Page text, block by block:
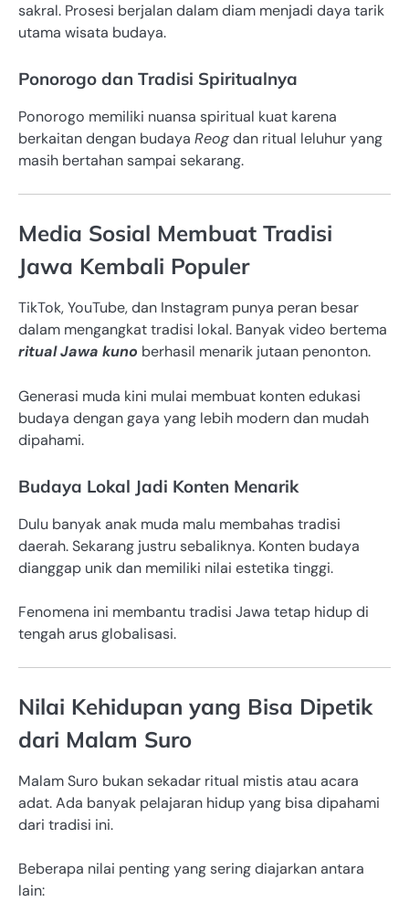
sakral. Prosesi berjalan dalam diam menjadi daya tarik
utama wisata budaya.
Ponorogo dan Tradisi Spiritualnya
Ponorogo memiliki nuansa spiritual kuat karena
berkaitan dengan budaya Reogdan ritual leluhur yang
masih bertahan sampai sekarang.
Media Sosial Membuat Tradisi
Jawa Kembali Populer
TikTok, YouTube, dan Instagram punya peran besar
dalam mengangkat tradisi lokal. Banyak video bertema
ritual Jawa kuno berhasil menarik jutaan penonton.
Generasi muda kini mulai membuat konten edukasi
budaya dengan gaya yang lebih modern dan mudah
dipahami.
Budaya Lokal Jadi Konten Menarik
Dulu banyak anak muda malu membahas tradisi
daerah. Sekarang justru sebaliknya. Konten budaya
dianggap unik dan memiliki nilai estetika tinggi.
Fenomena ini membantu tradisi Jawa tetap hidup di
tengah arus globalisasi.
Nilai Kehidupan yang Bisa Dipetik
dari Malam Suro
Malam Suro bukan sekadar ritual mistis atau acara
adat. Ada banyak pelajaran hidup yang bisa dipahami
dari tradisi ini.
Beberapa nilai penting yang sering diajarkan antara
lain: